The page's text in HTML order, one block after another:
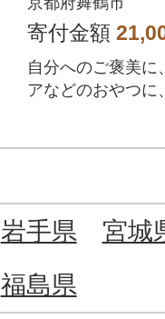
寄付金額
自分へのご褒美に
アなどのおやつに
岩手県
宮城
福島県